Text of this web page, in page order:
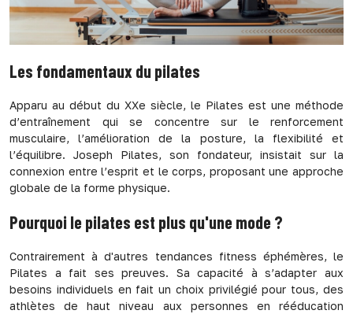
Les fondamentaux du pilates
Apparu au début du XXe siècle, le Pilates est une méthode
d’entraînement qui se concentre sur le renforcement
musculaire, l’amélioration de la posture, la flexibilité et
l’équilibre. Joseph Pilates, son fondateur, insistait sur la
connexion entre l’esprit et le corps, proposant une approche
globale de la forme physique.
Pourquoi le pilates est plus qu'une mode ?
Contrairement à d'autres tendances fitness éphémères, le
Pilates a fait ses preuves. Sa capacité à s’adapter aux
besoins individuels en fait un choix privilégié pour tous, des
athlètes de haut niveau aux personnes en rééducation